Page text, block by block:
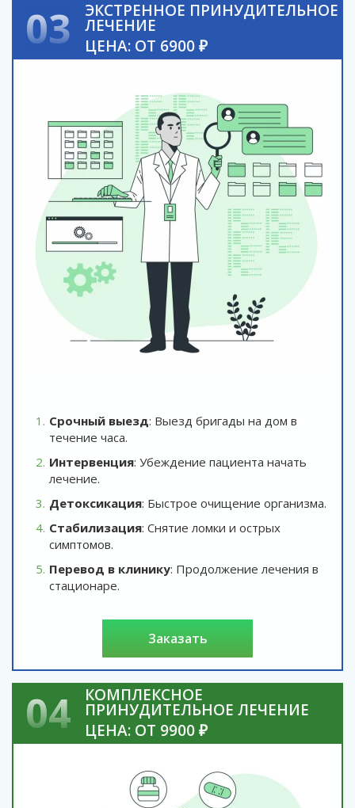
03 ЭКСТРЕННОЕ ПРИНУДИТЕЛЬНОЕ
ЛЕЧЕНИЕ
ЦЕНА: ОТ 6900 ₽
Срочный выезд: Выезд бригады на дом в
течение часа.
Интервенция: Убеждение пациента начать
лечение.
Детоксикация: Быстрое очищение организма.
Стабилизация: Снятие ломки и острых
симптомов.
Перевод в клинику: Продолжение лечения в
стационаре.
заказать
04 КОМПЛЕКСНОЕ
ПРИНУДИТЕЛЬНОЕ ЛЕЧЕНИЕ
ЦЕНА: ОТ 9900 ₽